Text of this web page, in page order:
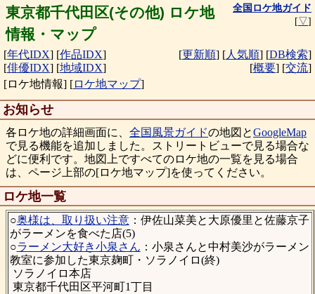
東京都千代田区(その他) ロケ地
情報・マップ
全国ロケ地ガイド
[▽]
[年代IDX] [作品IDX]
[俳優IDX] [地域IDX]
[更新順] [人気順] [DB検索]
[概要] [交流]
[ロケ地情報] [ロケ地マップ]
お知らせ
各ロケ地の詳細画面に、 全国風景ガイドの地図とGoogleMap
で見る機能を追加しました。ストリートビューで見る場合な
どに便利です。地図上ですべてのロケ地の一覧を見る場合
は、ページ上部の[ロケ地マップ]を使ってください。
ロケ地一覧
○奥様は、取り扱い注意：伊佐山菜美と大原優里と佐藤京子
がラーメンを食べた店(5)
○ラーメン大好き小泉さん ：小泉さんと中村美沙がラーメン
教室に参加した東京麹町・ソラノイロ(終)
ソラノイロ本店
東京都千代田区平河町1丁目